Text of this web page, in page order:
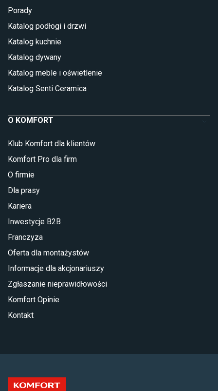
Porady
Katalog podłogi i drzwi
Katalog kuchnie
Katalog dywany
Katalog meble i oświetlenie
Katalog Senti Ceramica
O KOMFORT
Klub Komfort dla klientów
Komfort Pro dla firm
O firmie
Dla prasy
Kariera
Inwestycje B2B
Franczyza
Oferta dla montażystów
Informacje dla akcjonariuszy
Zgłaszanie nieprawidłowości
Komfort Opinie
Kontakt